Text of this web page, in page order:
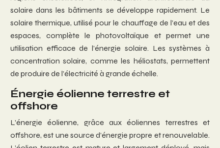
solaire dans les bâtiments se développe rapidement. Le
solaire thermique, utilisé pour le chauffage de l’eau et des
espaces, complète le photovoltaïque et permet une
utilisation efficace de l’énergie solaire. Les systèmes à
concentration solaire, comme les héliostats, permettent
de produire de l’électricité à grande échelle.
Énergie éolienne terrestre et
offshore
L’énergie éolienne, grâce aux éoliennes terrestres et
offshore, est une source d’énergie propre et renouvelable.